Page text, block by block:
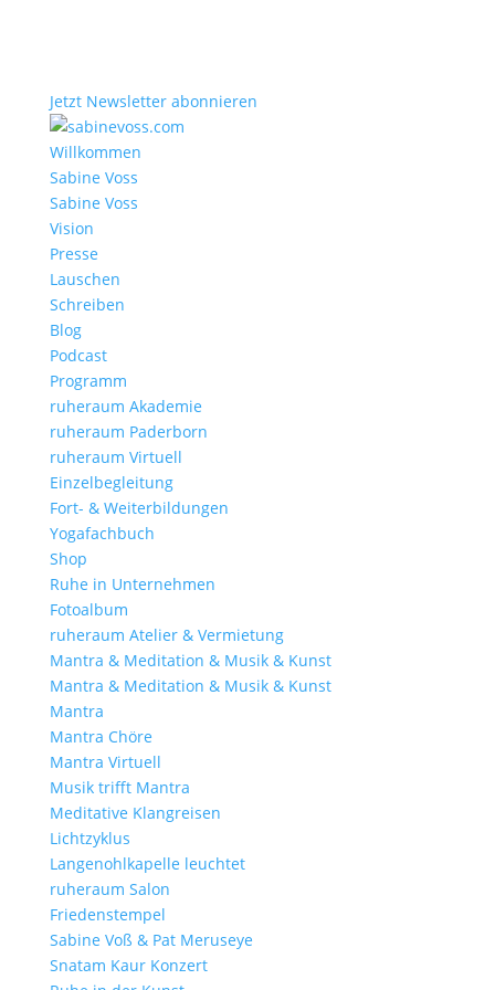
Jetzt Newsletter abonnieren
Willkommen
Sabine Voss
Sabine Voss
Vision
Presse
Lauschen
Schreiben
Blog
Podcast
Programm
ruheraum Akademie
ruheraum Paderborn
ruheraum Virtuell
Einzelbegleitung
Fort- & Weiterbildungen
Yogafachbuch
Shop
Ruhe in Unternehmen
Fotoalbum
ruheraum Atelier & Vermietung
Mantra & Meditation & Musik & Kunst
Mantra & Meditation & Musik & Kunst
Mantra
Mantra Chöre
Mantra Virtuell
Musik trifft Mantra
Meditative Klangreisen
Lichtzyklus
Langenohlkapelle leuchtet
ruheraum Salon
Friedenstempel
Sabine Voß & Pat Meruseye
Snatam Kaur Konzert